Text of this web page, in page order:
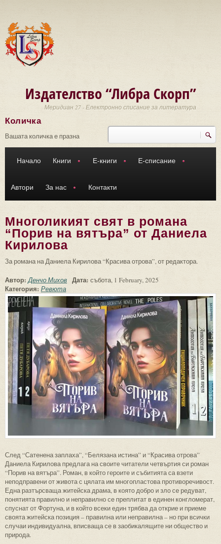
Издателство “Либра Скорп”
Меридиан 27 - Електронно списание за литература
Търси
Количка
Вашата количка е празна
Начало Книги Е-книги Е-списание
Автори За нас Контакти
Многоликият свят в романа
“Порив на вятъра” от Даниела
Кирилова
За романа на Даниела Кирилова “Красива отрова”, от редактора.
Автор:Денчо Михов Дата: събота, 1 February, 2025
Категория: Ревюта
След “Сатенена заплаха”, “Белязана истина” и “Красива отрова”
Даниела Кирилова предлага на своите читатели четвъртия си роман
“Порив на вятъра”. Роман, в който героите и събитията са взети
неподправени от живота с цялата им многопластова противоречивост.
Една разтърсваща житейска драма, в която добро и зло се редуват,
понятията правилно и неправилно се преплитат в единен конгломерат,
спуснат от Фортуна, и в който всеки един трябва да открие и приеме
своята житейска позиция – правилна или неправилна – но при всички
случаи индивидуална, вписваща се в заобикалящите ни общество и
природа.